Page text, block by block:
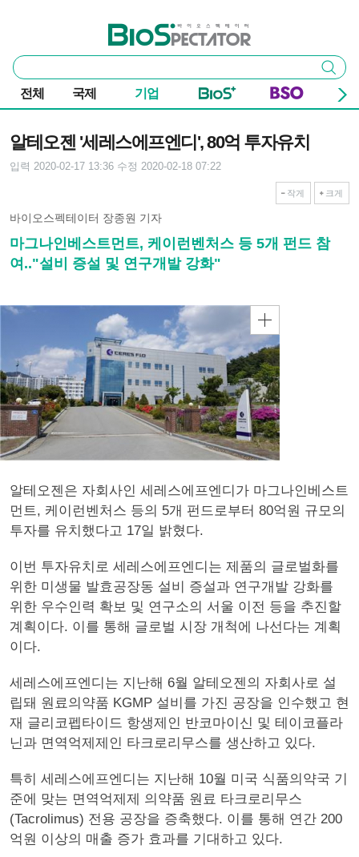
바이오스펙테이터
통
합
검
색
검색
전체 국제 기업
알테오젠 '세레스에프엔디', 80억 투자유치
입력 2020-02-17 13:36 수정 2020-02-18 07:22
작게 크게
바이오스펙테이터 장종원 기자
마그나인베스트먼트, 케이런벤처스 등 5개 펀드 참
여.."설비 증설 및 연구개발 강화"
알테오젠은 자회사인 세레스에프엔디가 마그나인베스트
먼트, 케이런벤처스 등의 5개 펀드로부터 80억원 규모의
투자를 유치했다고 17일 밝혔다.
이번 투자유치로 세레스에프엔디는 제품의 글로벌화를
위한 미생물 발효공장동 설비 증설과 연구개발 강화를
위한 우수인력 확보 및 연구소의 서울 이전 등을 추진할
계획이다. 이를 통해 글로벌 시장 개척에 나선다는 계획
이다.
세레스에프엔디는 지난해 6월 알테오젠의 자회사로 설
립돼 원료의약품 KGMP 설비를 가진 공장을 인수했고 현
재 글리코펩타이드 항생제인 반코마이신 및 테이코플라
닌과 면역억제제인 타크로리무스를 생산하고 있다.
특히 세레스에프엔디는 지난해 10월 미국 식품의약국 기
준에 맞는 면역억제제 의약품 원료 타크로리무스
(Tacrolimus) 전용 공장을 증축했다. 이를 통해 연간 200
억원 이상의 매출 증가 효과를 기대하고 있다.